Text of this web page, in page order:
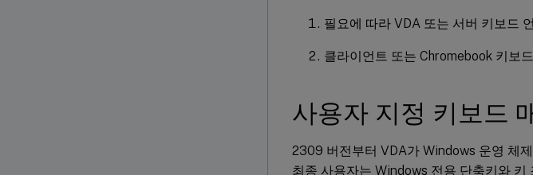
필요에 따라 VDA 또는 서버 키보드
클라이언트 또는 Chromebook 키보
사용자 지정 키보드
2309 버전부터 VDA가 Windows 운영 체
최종 사용자는 Windows 전용 단축키와